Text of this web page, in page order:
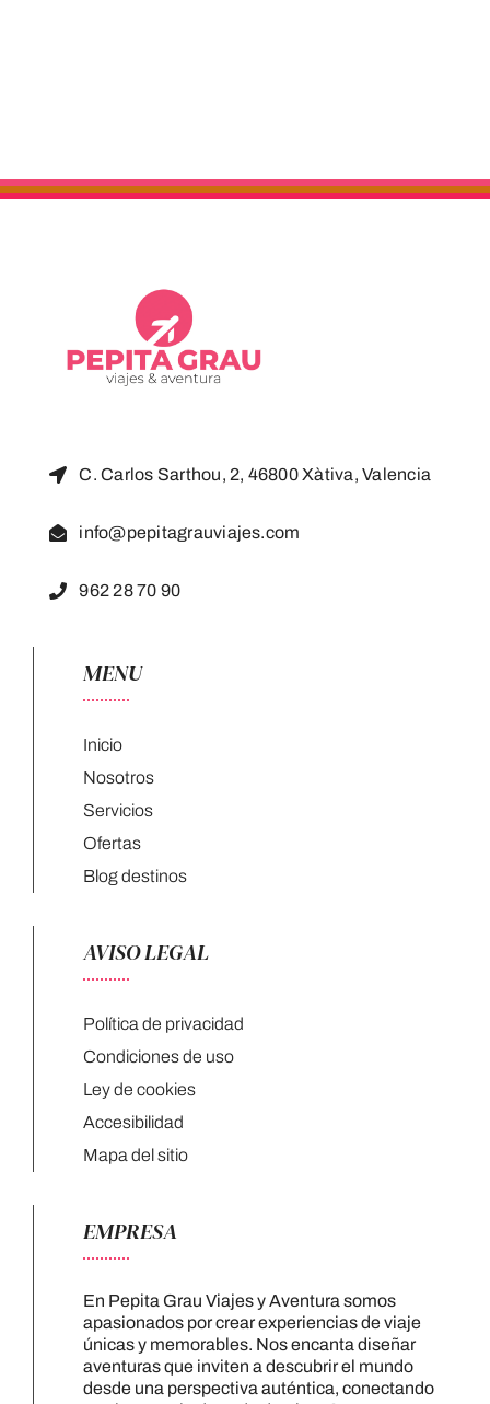
C. Carlos Sarthou, 2, 46800 Xàtiva, Valencia
info@pepitagrauviajes.com
962 28 70 90
MENU
Inicio
Nosotros
Servicios
Ofertas
Blog destinos
AVISO LEGAL
Política de privacidad
Condiciones de uso
Ley de cookies
Accesibilidad
Mapa del sitio
EMPRESA
En Pepita Grau Viajes y Aventura somos
apasionados por crear experiencias de viaje
únicas y memorables. Nos encanta diseñar
aventuras que inviten a descubrir el mundo
desde una perspectiva auténtica, conectando